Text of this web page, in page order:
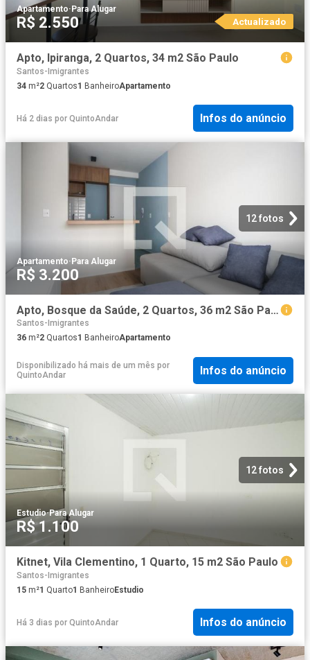
Apartamento· Para Alugar
R$ 2.550 Actualizado
Apto, Ipiranga, 2 Quartos, 34 m2 São Paulo
Santos-Imigrantes
34 m²2 Quartos1 BanheiroApartamento
Há 2 dias por QuintoAndar Infos do anúncio
12 fotos
Apartamento·Para Alugar
R$ 3.200
Apto, Bosque da Saúde, 2 Quartos, 36 m2 São Paulo
Santos-Imigrantes
36 m²2 Quartos1 BanheiroApartamento
Disponibilizado há mais de um mês por
QuintoAndar
Infos do anúncio
12 fotos
Estudio·Para Alugar
R$ 1.100
Kitnet, Vila Clementino, 1 Quarto, 15 m2 São Paulo
Santos-Imigrantes
15 m²1 Quarto1 BanheiroEstudio
Há 3 dias por QuintoAndar Infos do anúncio